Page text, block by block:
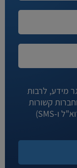
מידע, לרבות
קשורות
לה באמצעי המדיה השונים (לרבות דוא"ל ו-SMS)